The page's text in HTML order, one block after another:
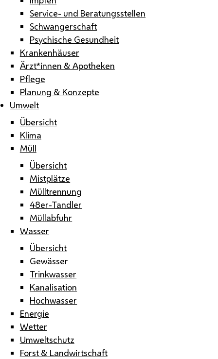
Service- und Beratungsstellen
Schwangerschaft
Psychische Gesundheit
Krankenhäuser
Ärzt*innen & Apotheken
Pflege
Planung & Konzepte
Umwelt
Übersicht
Klima
Müll
Übersicht
Mistplätze
Mülltrennung
48er-Tandler
Müllabfuhr
Wasser
Übersicht
Gewässer
Trinkwasser
Kanalisation
Hochwasser
Energie
Wetter
Umweltschutz
Forst & Landwirtschaft